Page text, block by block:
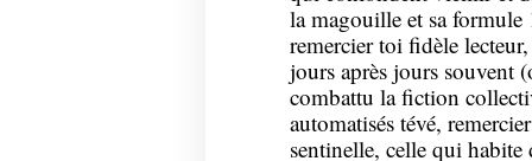
la magouille et sa
remercier toi fidèle
jours après jours souvent
combattu la fiction
automatisés tévé,
sentinelle, celle qui